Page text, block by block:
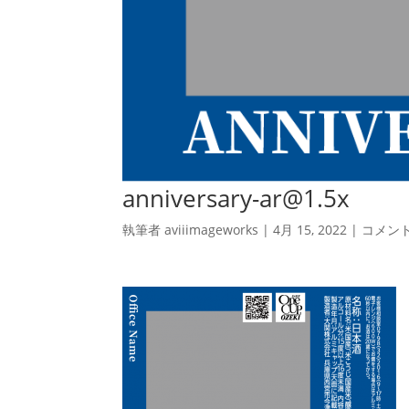
anniversary-ar@1.5x
執筆者aviiimageworks |4月 15, 2022 | コメン